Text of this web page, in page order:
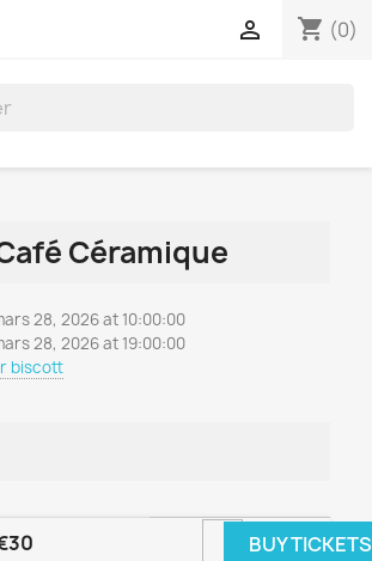
shopping_cart (0)

Céramique
28, 2026 at 10:00:00
28, 2026 at 19:00:00
biscott
BUY TICKETS